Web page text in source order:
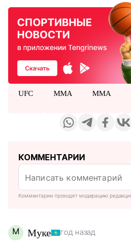
UFC MMA ММА
КОММЕНТАРИИ
Комментарии проходят модерацию
М Муке год назад